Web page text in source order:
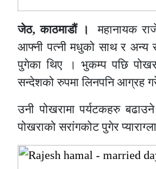
जेठ, काठमाडौं ।महानायक
आफ्नी पत्नी मधुको साथ र अन्य
पुगेका थिए । भुकम्प पछि
सन्देशको रुपमा लिनपनि आग्रह
उनी पोखरामा पर्यटकहरु
पोखराको सरांगकोट पुगेर